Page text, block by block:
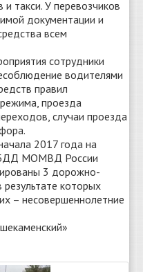
такси. У перевозчиков
документации и
всем
сотрудники
водителями
правил
проезда
случаи проезда
2017 года на
МОМВД России
3 дорожно-
которых
– несовершеннолетние